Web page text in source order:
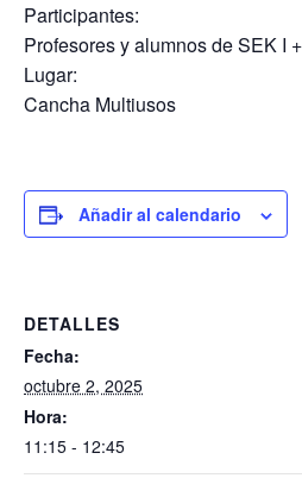
Participantes:
Profesores y alumnos de SEK I
Lugar:
Cancha Multiusos
Añadir al calendario
DETALLES
Fecha:
octubre 2, 2025
Hora:
11:15 - 12:45